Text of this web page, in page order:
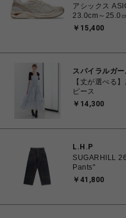
アシックス
23.0cm～25.0
￥15,400
スパイラルガー
【丈が選べる
ピース
￥14,300
L.H.P
SUGARHILL
Pants"
￥41,800